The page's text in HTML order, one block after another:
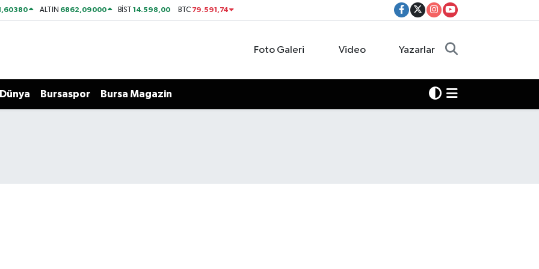
ALTIN 6862,09000 BİST14.598,00 BTC 79.591,74
Foto Galeri Video Yazarlar
Dünya Bursaspor Bursa Magazin